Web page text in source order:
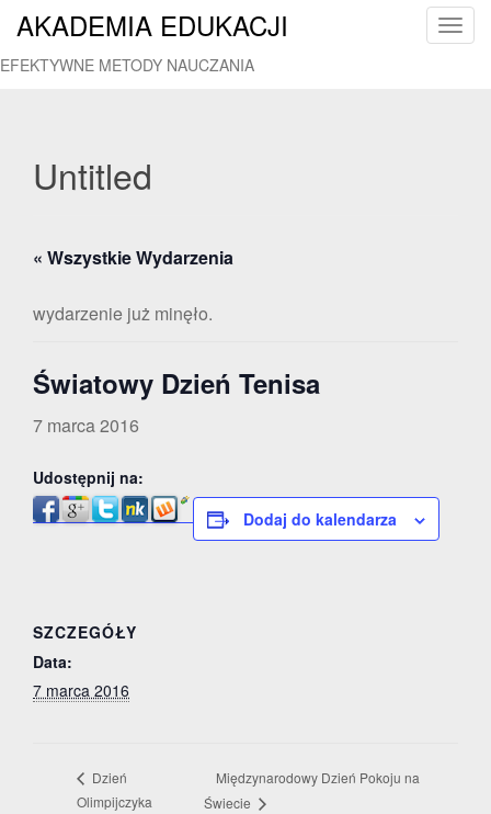
T
AKADEMIA EDUKACJI
EFEKTYWNE METODY NAUCZANIA
Untitled
« Wszystkie Wydarzenia
wydarzenie już minęło.
Światowy Dzień Tenisa
7 marca 2016
Udostępnij na:
Dodaj do kalendarza
SZCZEGÓŁY
Data:
7 marca 2016
Dzień
Olimpijczyka
Międzynarodowy Dzień Pokoju na
Świecie